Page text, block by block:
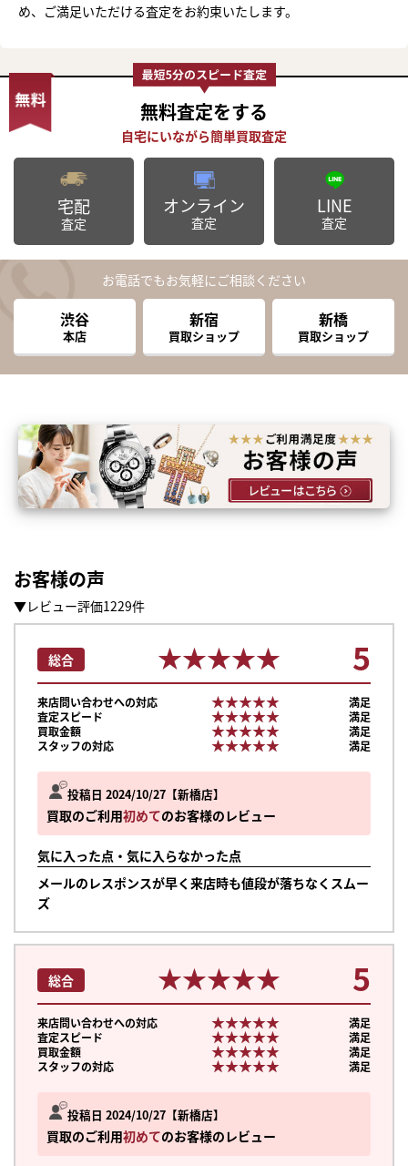
め、ご満足いただける査定をお約束いたします。
無料査定をする
宅配
査定
オンライン
査定
LINE
査定
お電話でもお気軽にご相談ください
渋谷
本店
新宿
買取ショップ
新橋
買取ショップ
お客様の声
▼レビュー評価1229件
投稿日 2024/10/27 新橋店
買取のご利用初めてのお客様のレビュー
気に入った点・気に入らなかった点
メールのレスポンスが早く来店時も値段が落ちなくスムー
ズ
総合 ★★★★★
★★★★★ 5
来店問い合わせへの対応 ★★★★★
★★★★★
満足
査定スピード
★★★★★
★★★★★
満足
買取金額
★★★★★
★★★★★
満足
スタッフの対応
★★★★★
★★★★★ 満足
投稿日 2024/10/27 新橋店
買取のご利用初めてのお客様のレビュー
総合 ★★★★★
★★★★★ 5
来店問い合わせへの対応 ★★★★★
★★★★★
満足
査定スピード
★★★★★
★★★★★
満足
買取金額
★★★★★
★★★★★
満足
スタッフの対応
★★★★★
★★★★★ 満足